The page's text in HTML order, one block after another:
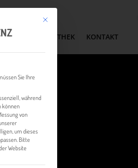
MEDIATHEK KONTAKT
Mit diesem Button wird der Dialog
Sie Ihre
während
können
von
um dieses
Bitte
Website